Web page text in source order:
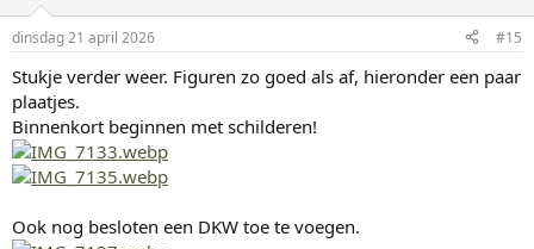
i
n
e
n
:
dinsdag 21 april 2026 #15
Stukje verder weer. Figuren zo goed als af, hieronder een paar
plaatjes.
Binnenkort beginnen met schilderen!
Ook nog besloten een DKW toe te voegen.